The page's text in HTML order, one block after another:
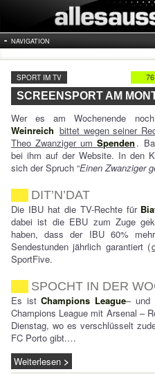
NAVIGATION
SPORT IM TV
SCREENSPORT AM
Wer es am Wochenende
Weinreich bittet wegen seiner
Theo Zwanziger umSpenden .
bei ihm auf der Website. In den
sich der Spruch “Einen Zwanziger
DIT’N’DAT
Die IBU hat die TV-Rechte für
dabei ist die EBU zum Zuge
haben, dass der IBU 60%
Sendestunden jährlich garantiert (
SportFive.
SPOCHT IN DER
Es istChampions League– und
Champions League mit Arsenal –
Dienstag, wo es verschlüsselt
FC Porto gibt.…
Weiterlesen